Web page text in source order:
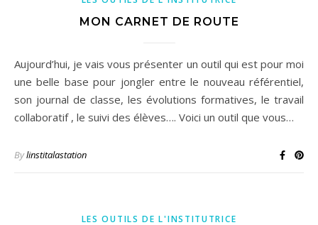
MON CARNET DE ROUTE
Aujourd’hui, je vais vous présenter un outil qui est pour moi
une belle base pour jongler entre le nouveau référentiel,
son journal de classe, les évolutions formatives, le travail
collaboratif , le suivi des élèves…. Voici un outil que vous…
Bylinstitalastation
LES OUTILS DE L'INSTITUTRICE